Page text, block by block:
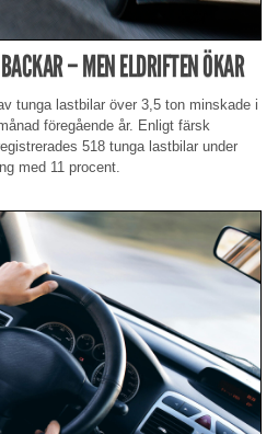
– MEN ELDRIFTEN ÖKAR
tunga lastbilar över 3,5 ton minskade i
föregående år. Enligt färsk
518 tunga lastbilar under
med 11 procent.